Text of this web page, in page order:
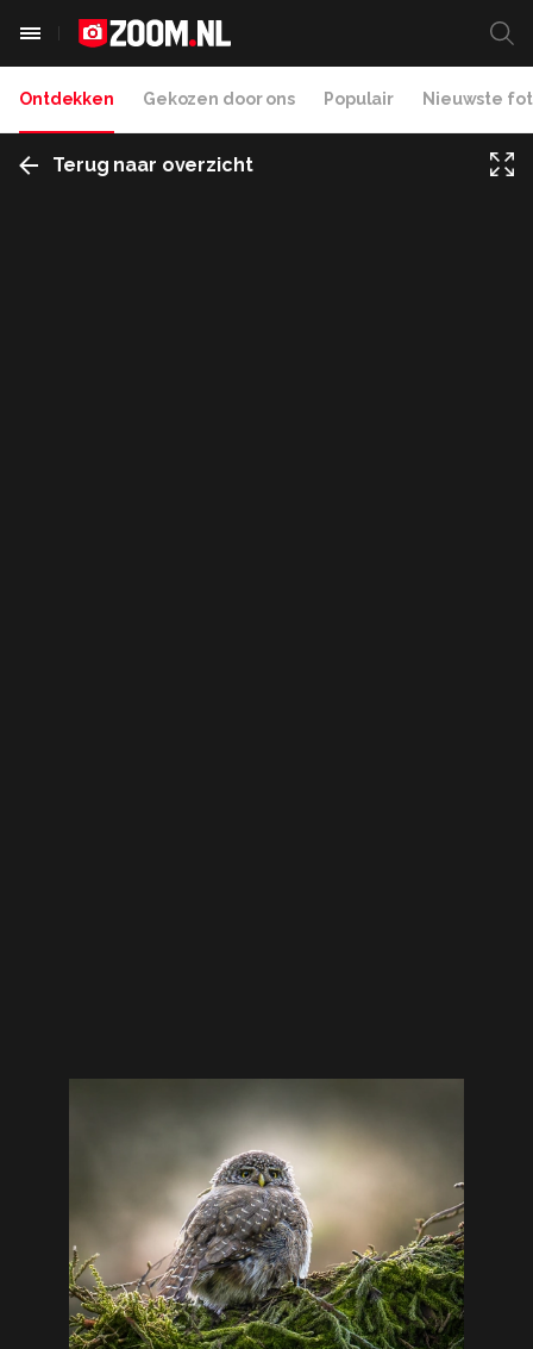
Ontdekken Gekozen door ons Populair Nieuwste
Terug naar overzicht